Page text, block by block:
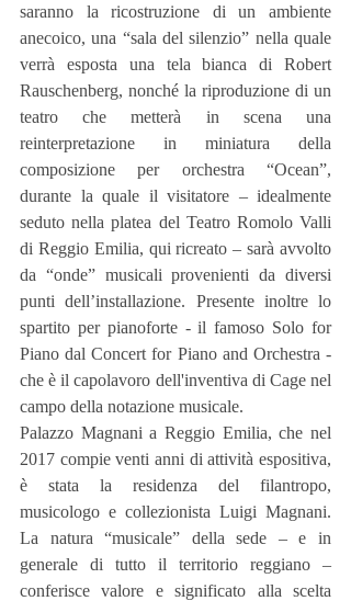
saranno la ricostruzione di un ambiente
anecoico, una “sala del silenzio” nella quale
verrà esposta una tela bianca di Robert
Rauschenberg, nonché la riproduzione di un
teatro che metterà in scena una
reinterpretazione in miniatura della
composizione per orchestra “Ocean”,
durante la quale il visitatore – idealmente
seduto nella platea del Teatro Romolo Valli
di Reggio Emilia, qui ricreato – sarà avvolto
da “onde” musicali provenienti da diversi
punti dell’installazione. Presente inoltre lo
spartito per pianoforte - il famoso Solo for
Piano dal Concert for Piano and Orchestra -
che è il capolavoro dell'inventiva di Cage nel
campo della notazione musicale.
Palazzo Magnani a Reggio Emilia, che nel
2017 compie venti anni di attività espositiva,
è stata la residenza del filantropo,
musicologo e collezionista Luigi Magnani.
La natura “musicale” della sede – e in
generale di tutto il territorio reggiano –
conferisce valore e significato alla scelta